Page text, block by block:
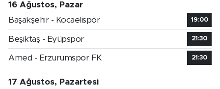
16 Ağustos, Pazar
Başakşehir - Kocaelispor
19:00
Beşiktaş - Eyüpspor 21:30
Amed - Erzurumspor FK 21:30
17 Ağustos, Pazartesi